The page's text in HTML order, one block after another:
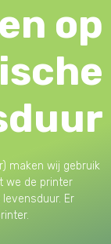
op
maken wij gebruik
we de printer
Er